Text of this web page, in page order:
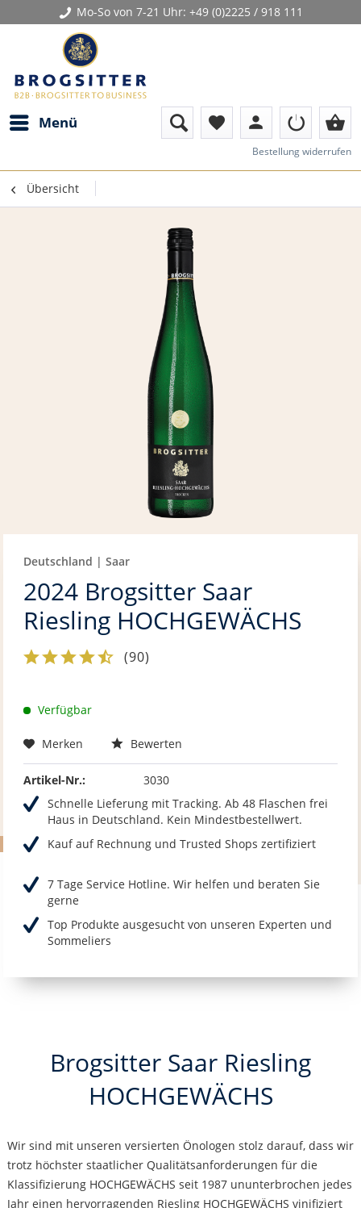
Mo-So von 7-21 Uhr: +49 (0)2225 / 918 111
Menü favorite person shopping_basket
Bestellung widerrufen
Übersicht
Deutschland | Saar
2024 Brogsitter Saar
Riesling HOCHGEWÄCHS
(90)
Verfügbar
Merken Bewerten
Artikel-Nr.:
3030
Schnelle Lieferung mit Tracking. Ab 48 Flaschen frei
Haus in Deutschland. Kein Mindestbestellwert.
Kauf auf Rechnung und Trusted Shops zertifiziert
7 Tage Service Hotline. Wir helfen und beraten Sie
gerne
Top Produkte ausgesucht von unseren Experten und
Sommeliers
Brogsitter Saar Riesling
HOCHGEWÄCHS
Wir sind mit unseren versierten Önologen stolz darauf, dass wir
trotz höchster staatlicher Qualitätsanforderungen für die
Klassifizierung HOCHGEWÄCHS seit 1987 ununterbrochen jedes
Jahr einen hervorragenden Riesling HOCHGEWÄCHS vinifiziert